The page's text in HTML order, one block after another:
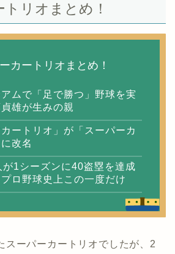
リオまとめ！
カートリオまとめ！
ムで「足で勝つ」野球を実
雄が生みの親
カートリオ」が「スーパーカ
改名
が1シーズンに40盗塁を達成
ロ野球史上この一度だけ
スーパーカートリオでしたが、2